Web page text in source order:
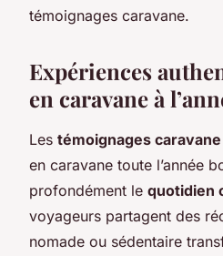
témoignages caravane.
Expériences
en caravane à
Les témoignages caravane
en caravane toute l’année
profondément le quotidien
voyageurs partagent des
nomade ou sédentaire